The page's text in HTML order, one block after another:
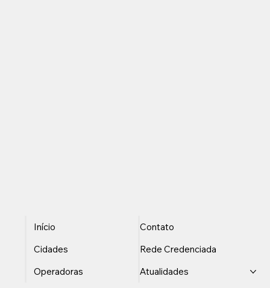
Início
Cidades
Operadoras
Contato
Rede Credenciada
Atualidades